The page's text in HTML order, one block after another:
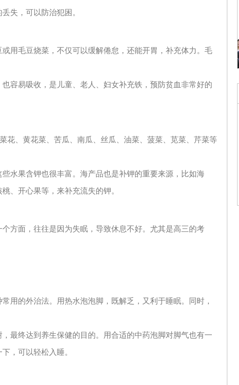
失，可以防治犯困。
用毛豆烧菜，不仅可以缓解倦怠，还能开胃，补充体力。毛
容易吸收，是儿童、老人、妇女补充铁，预防贫血非常好的
花、黄花菜、苦瓜、南瓜、丝瓜、油菜、菠菜、苋菜、芹菜等
水果含钾也很丰富。海产品也是补钾的重要来源，比如海
、开心果等，来补充流失的钾。
方面，往往是因为失眠，导致休息不好。尤其是高三的考
用的外治法。用热水泡泡脚，既解乏，又利于睡眠。同时，
最终达到养生保健的目的。用合适的中药泡脚对脚气也有一
，可以轻松入睡。